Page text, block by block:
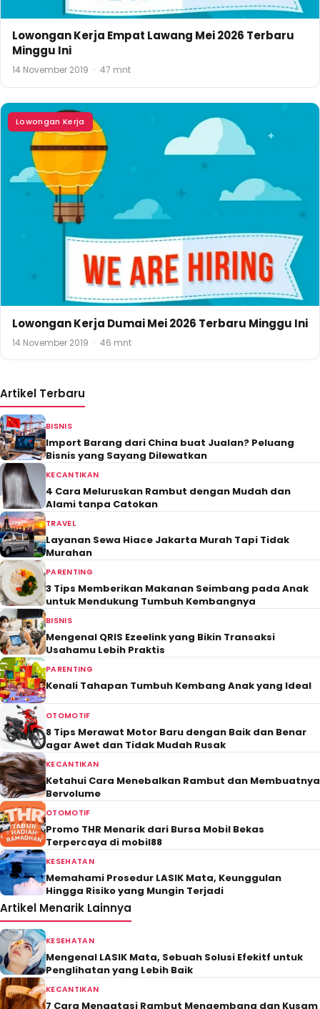
Lowongan Kerja Empat Lawang Mei 2026 Terbaru
Minggu Ini
14 November 2019 · 47 mnt
Lowongan Kerja
Lowongan Kerja Dumai Mei 2026 Terbaru Minggu Ini
14 November 2019 · 46 mnt
Artikel Terbaru
BISNIS
Import Barang dari China buat Jualan? Peluang
Bisnis yang Sayang Dilewatkan
KECANTIKAN
4 Cara Meluruskan Rambut dengan Mudah dan
Alami tanpa Catokan
TRAVEL
Layanan Sewa Hiace Jakarta Murah Tapi Tidak
Murahan
PARENTING
3 Tips Memberikan Makanan Seimbang pada Anak
untuk Mendukung Tumbuh Kembangnya
BISNIS
Mengenal QRIS Ezeelink yang Bikin Transaksi
Usahamu Lebih Praktis
PARENTING
Kenali Tahapan Tumbuh Kembang Anak yang Ideal
OTOMOTIF
8 Tips Merawat Motor Baru dengan Baik dan Benar
agar Awet dan Tidak Mudah Rusak
KECANTIKAN
Ketahui Cara Menebalkan Rambut dan Membuatnya
Bervolume
OTOMOTIF
Promo THR Menarik dari Bursa Mobil Bekas
Terpercaya di mobil88
KESEHATAN
Memahami Prosedur LASIK Mata, Keunggulan
Hingga Risiko yang Mungin Terjadi
Artikel Menarik Lainnya
KESEHATAN
Mengenal LASIK Mata, Sebuah Solusi Efekitf untuk
Penglihatan yang Lebih Baik
KECANTIKAN
7 Cara Mengatasi Rambut Mengembang dan Kusam